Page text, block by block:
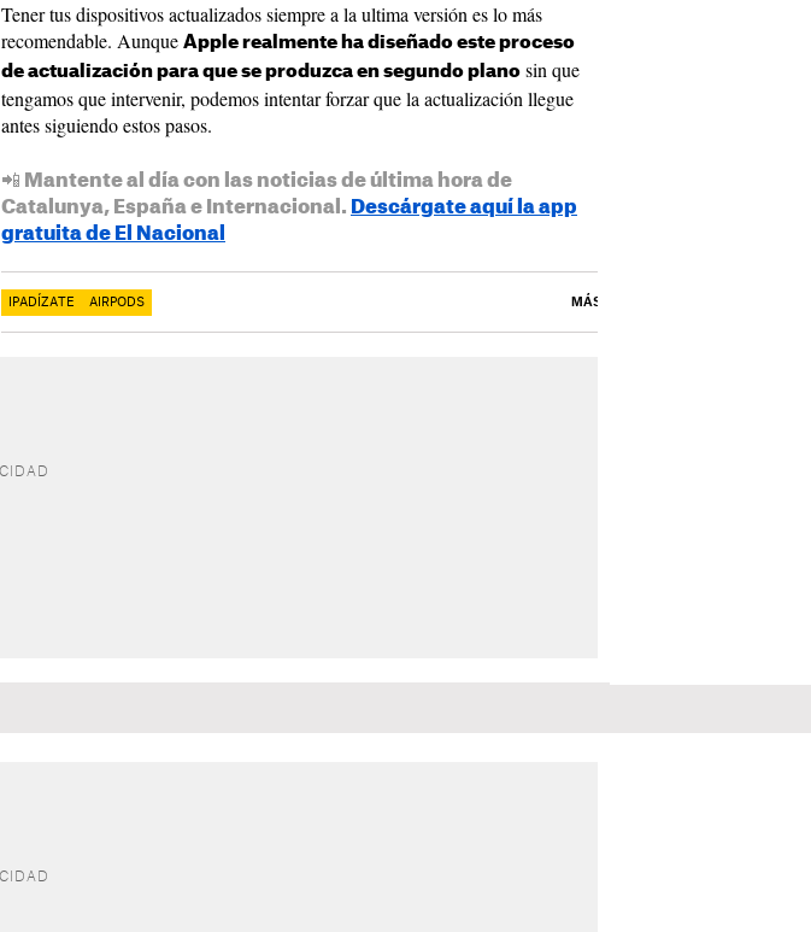
Tener tus dispositivos actualizados siempre a la ultima versión es lo más
recomendable. Aunque Apple realmente ha diseñado este proceso
de actualización para que se produzca en segundo plano sin que
tengamos que intervenir, podemos intentar forzar que la actualización llegue
antes siguiendo estos pasos.
📲 Mantente al día con las noticias de última hora de
Catalunya, España e Internacional. Descárgate aquí la app
gratuita de El Nacional
IPADÍZATE AIRPODS MÁS